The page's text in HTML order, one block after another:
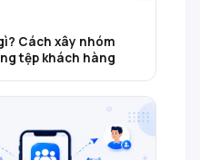
Cách xây nhóm
tệp khách hàng